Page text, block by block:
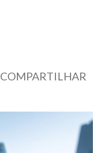
COMPARTILHAR